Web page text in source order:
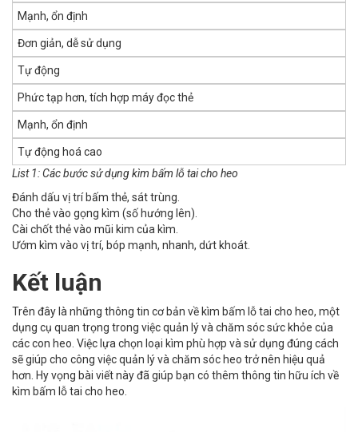
Mạnh, ổn định
Đơn giản, dễ sử dụng
Tự động
Phức tạp hơn, tích hợp máy đọc thẻ
Mạnh, ổn định
Tự động hoá cao
List 1: Các bước sử dụng kìm bấm lỗ tai cho heo
Đánh dấu vị trí bấm thẻ, sát trùng.
Cho thẻ vào gọng kìm (số hướng lên).
Cài chốt thẻ vào mũi kim của kìm.
Ướm kìm vào vị trí, bóp mạnh, nhanh, dứt khoát.
Kết luận
Trên đây là những thông tin cơ bản về kìm bấm lỗ tai cho heo, một
dụng cụ quan trọng trong việc quản lý và chăm sóc sức khỏe của
các con heo. Việc lựa chọn loại kìm phù hợp và sử dụng đúng cách
sẽ giúp cho công việc quản lý và chăm sóc heo trở nên hiệu quả
hơn. Hy vọng bài viết này đã giúp bạn có thêm thông tin hữu ích về
kìm bấm lỗ tai cho heo.